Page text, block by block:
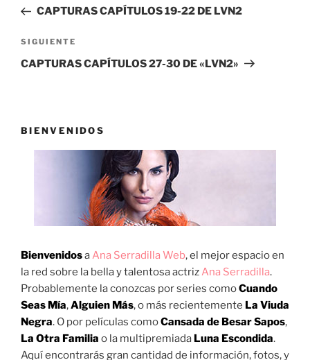
entradas
anterior:
CAPTURAS CAPÍTULOS 19-22 DE LVN2
Siguiente
entrada
SIGUIENTE
CAPTURAS CAPÍTULOS 27-30 DE «LVN2»
BIENVENIDOS
BienvenidosaAna Serradilla Web, el mejor espacio en
la red sobre la bella y talentosa actrizAna Serradilla.
Probablemente la conozcas por series comoCuando
Seas Mía,Alguien Más, o más recientemente La Viuda
Negra. O por películas comoCansada de Besar Sapos,
La Otra Familia o la multipremiada Luna Escondida.
Aquí encontrarás gran cantidad de información, fotos, y